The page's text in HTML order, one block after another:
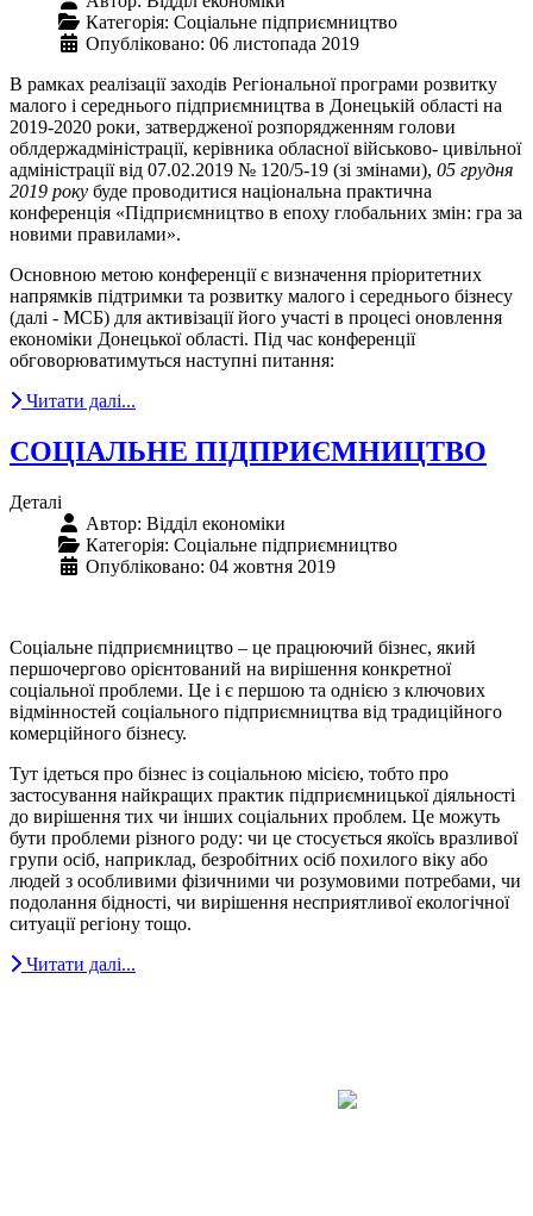
Категорія: Соціальне підприємництво
Опубліковано: 06 листопада 2019
В рамках реалізації заходів Регіональної програми розвитку
малого і середнього підприємництва в Донецькій області на
2019-2020 роки, затвердженої розпорядженням голови
облдержадміністрації, керівника обласної військово- цивільної
адміністрації від 07.02.2019 № 120/5-19 (зі змінами), 05 грудня
2019 року буде проводитися національна практична
конференція «Підприємництво в епоху глобальних змін: гра за
новими правилами».
Основною метою конференції є визначення пріоритетних
напрямків підтримки та розвитку малого і середнього бізнесу
(далі - МСБ) для активізації його участі в процесі оновлення
економіки Донецької області. Під час конференції
обговорюватимуться наступні питання:
Читати далі...
СОЦІАЛЬНЕ ПІДПРИЄМНИЦТВО
Деталі
Автор: Відділ економіки
Категорія: Соціальне підприємництво
Опубліковано: 04 жовтня 2019
Соціальне підприємництво – це працюючий бізнес, який
першочергово орієнтований на вирішення конкретної
соціальної проблеми. Це і є першою та однією з ключових
відмінностей соціального підприємництва від традиційного
комерційного бізнесу.
Тут ідеться про бізнес із соціальною місією, тобто про
застосування найкращих практик підприємницької діяльності
до вирішення тих чи інших соціальних проблем. Це можуть
бути проблеми різного роду: чи це стосується якоїсь вразливої
групи осіб, наприклад, безробітних осіб похилого віку або
людей з особливими фізичними чи розумовими потребами, чи
подолання бідності, чи вирішення несприятливої екологічної
ситуації регіону тощо.
Читати далі...